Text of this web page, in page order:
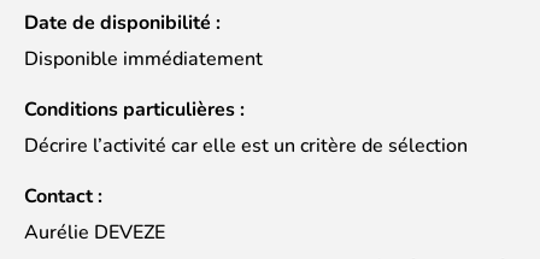
Date de disponibilité :
Disponible immédiatement
Conditions particulières :
Décrire l’activité car elle est un critère de sélection
Contact :
Aurélie DEVEZE